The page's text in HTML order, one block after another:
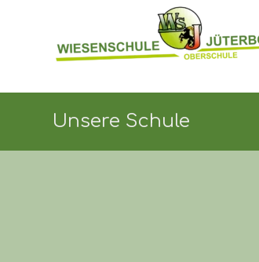
Unsere Schule